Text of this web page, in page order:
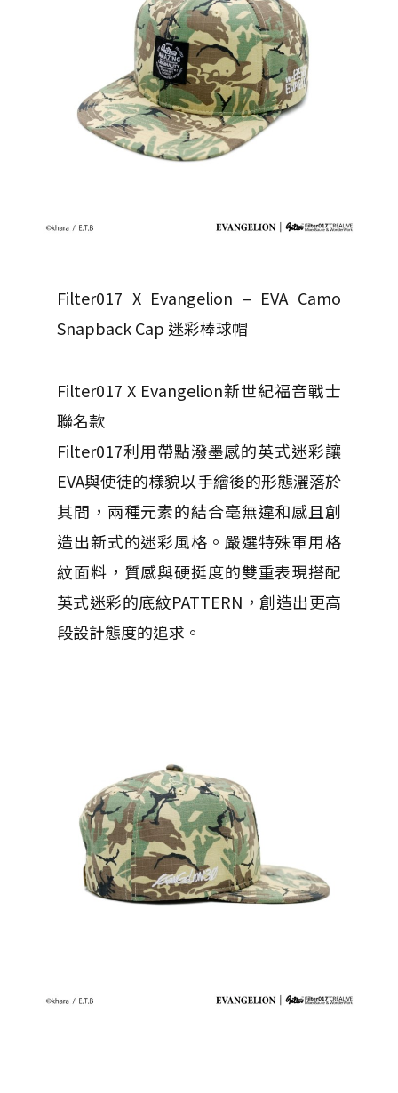
Filter017 X Evangelion – EVA Camo
Snapback Cap 迷彩棒球帽
Filter017 X Evangelion新世紀福音戰士
聯名款
Filter017利用帶點潑墨感的英式迷彩讓
EVA與使徒的樣貌以手繪後的形態灑落於
其間，兩種元素的結合毫無違和感且創
造出新式的迷彩風格。嚴選特殊軍用格
紋面料，質感與硬挺度的雙重表現搭配
英式迷彩的底紋PATTERN，創造出更高
段設計態度的追求。